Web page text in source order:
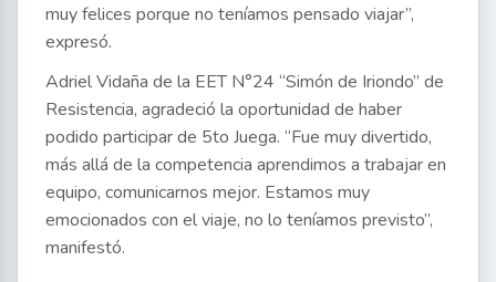
muy felices porque no teníamos pensado viajar”,
expresó.
Adriel Vidaña de la EET N°24 “Simón de Iriondo” de
Resistencia, agradeció la oportunidad de haber
podido participar de 5to Juega. “Fue muy divertido,
más allá de la competencia aprendimos a trabajar en
equipo, comunicarnos mejor. Estamos muy
emocionados con el viaje, no lo teníamos previsto”,
manifestó.